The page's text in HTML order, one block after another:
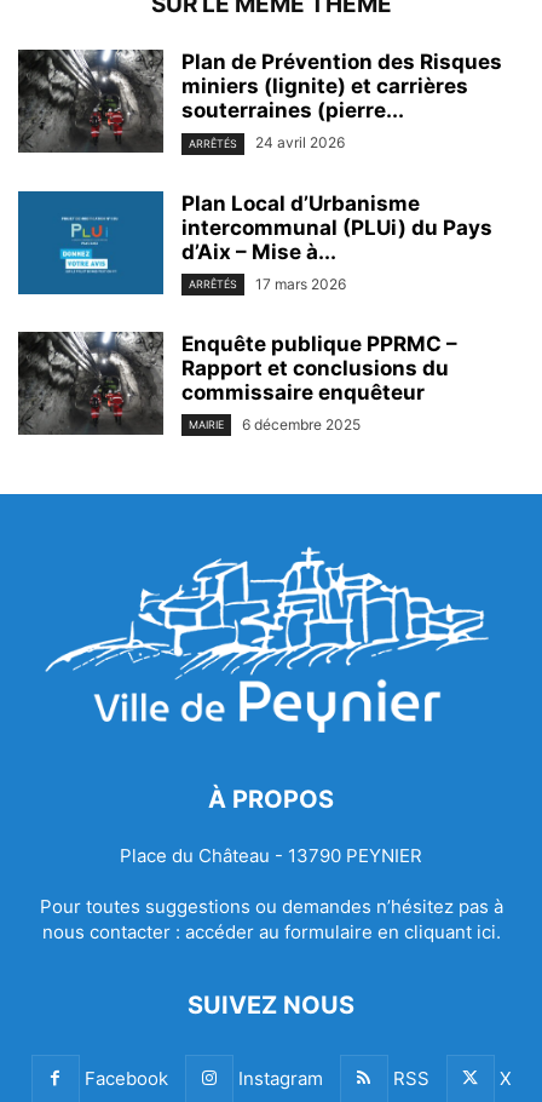
Plan de Prévention des Risques
miniers (lignite) et carrières
souterraines (pierre...
ARRÊTÉS 24 avril 2026
Plan Local d’Urbanisme
intercommunal (PLUi) du Pays
d’Aix – Mise à...
ARRÊTÉS 17 mars 2026
Enquête publique PPRMC –
Rapport et conclusions du
commissaire enquêteur
MAIRIE 6 décembre 2025
À PROPOS
Place du Château - 13790 PEYNIER
Pour toutes suggestions ou demandes n’hésitez pas à
nous contacter : accéder au formulaire en cliquant ici.
SUIVEZ NOUS
Facebook Instagram RSS X